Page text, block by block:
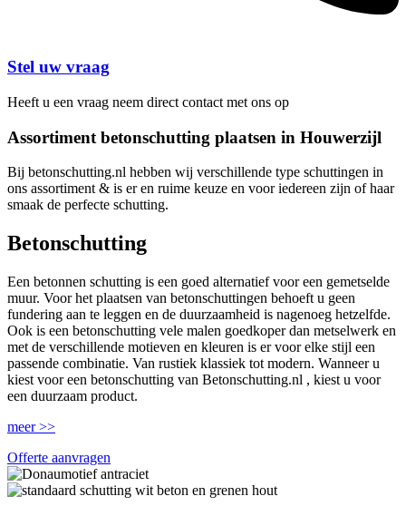
Stel uw vraag
Heeft u een vraag neem direct contact met ons op
Assortiment betonschutting plaatsen in Houwerzijl
Bij betonschutting.nl hebben wij verschillende type schuttingen in
ons assortiment & is er en ruime keuze en voor iedereen zijn of haar
smaak de perfecte schutting.
Betonschutting
Een betonnen schutting is een goed alternatief voor een gemetselde
muur. Voor het plaatsen van betonschuttingen behoeft u geen
fundering aan te leggen en de duurzaamheid is nagenoeg hetzelfde.
Ook is een betonschutting vele malen goedkoper dan metselwerk en
met de verschillende motieven en kleuren is er voor elke stijl een
passende combinatie. Van rustiek klassiek tot modern. Wanneer u
kiest voor een betonschutting van Betonschutting.nl , kiest u voor
een duurzaam product.
meer >>
Offerte aanvragen